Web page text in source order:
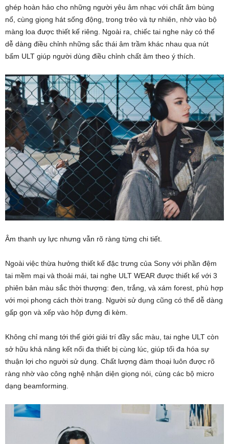
ghép hoàn hảo cho những người yêu âm nhạc với chất âm bùng
nổ, cùng giọng hát sống động, trong trẻo và tự nhiên, nhờ vào bộ
màng loa được thiết kế riêng. Ngoài ra, chiếc tai nghe này có thể
dễ dàng điều chỉnh những sắc thái âm trầm khác nhau qua nút
bấm ULT giúp người dùng điều chỉnh chất âm theo ý thích.
Âm thanh uy lực nhưng vẫn rõ ràng từng chi tiết.
Ngoài việc thừa hưởng thiết kế đặc trưng của Sony với phần đệm
tai mềm mại và thoải mái, tai nghe ULT WEAR được thiết kế với 3
phiên bản màu sắc thời thượng: đen, trắng, và xám forest, phù hợp
với mọi phong cách thời trang. Người sử dụng cũng có thể dễ dàng
gấp gọn và xếp vào hộp đựng đi kèm.
Không chỉ mang tới thế giới giải trí đầy sắc màu, tai nghe ULT còn
sở hữu khả năng kết nối đa thiết bị cùng lúc, giúp tối đa hóa sự
thuận lợi cho người sử dụng. Chất lượng đàm thoại luôn được rõ
ràng nhờ vào công nghệ nhận diện giọng nói, cùng các bộ micro
dạng beamforming.